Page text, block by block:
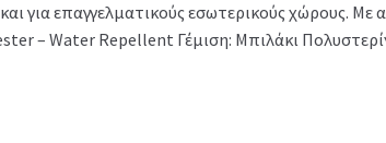
για επαγγελματικούς εσωτερικούς χώρους.
– Water Repellent Γέμιση: Μπιλάκι